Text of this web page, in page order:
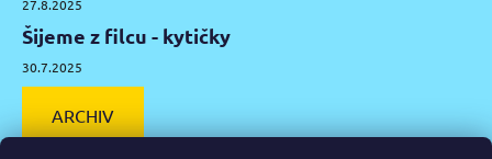
27.8.2025
Šijeme z filcu - kytičky
30.7.2025
ARCHIV